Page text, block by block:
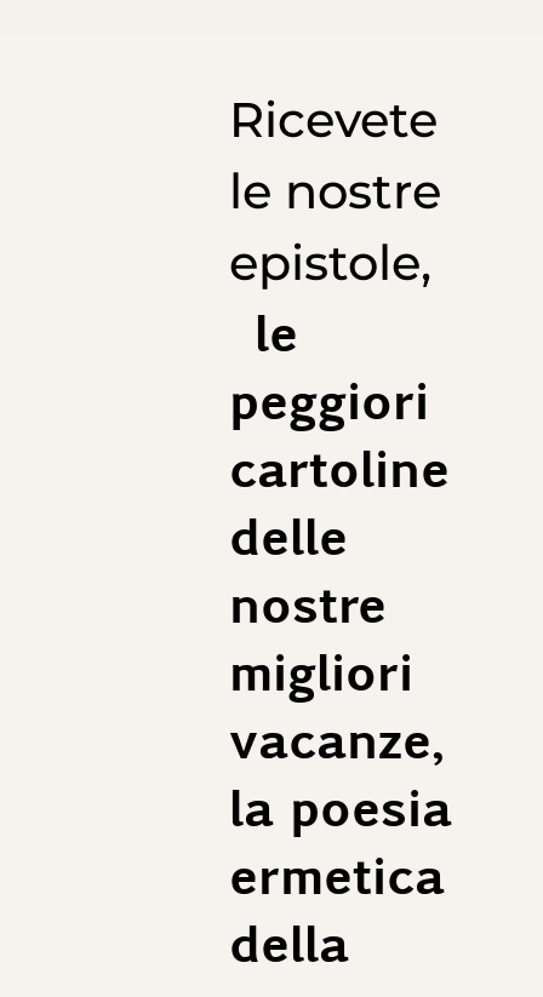
Ricevete
le nostre
epistole,
le
peggiori
cartoline
delle
nostre
migliori
vacanze,
la poesia
ermetica
della